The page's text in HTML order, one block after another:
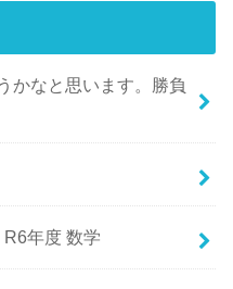
かなと思います。勝負
年度 数学